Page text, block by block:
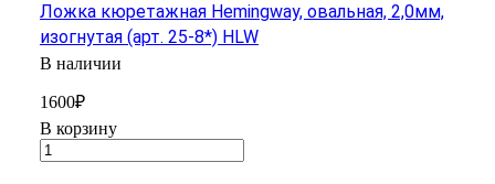
Ложка кюретажная Hemingway, овальная, 2,0мм,
изогнутая (арт. 25-8*) HLW
В наличии
1600₽
В корзину